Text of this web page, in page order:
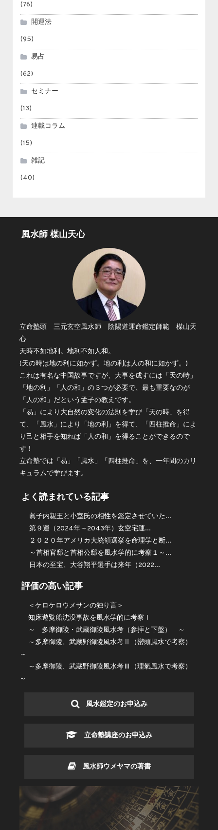
(76)
開運法
(95)
易占
(62)
セミナー
(13)
連載コラム
(15)
雑記
(40)
風水師 楳山天心
立命塾頭 三元玄空風水師 陰陽道運命鑑定師範 楳山天
心
天時不如地利。地利不如人和。
(天の時は地の利に如かず。地の利は人の和に如かず。)
これは有名な中国故事ですが、大事を成すには「天の時」
「地の利」「人の和」の３つが必要で、最も重要なのが
「人の和」だという孟子の教えです。
「易」により大自然の変化の法則を学び「天の時」を得
て、「風水」により「地の利」を得て、「四柱推命」によ
り己と相手を知れば「人の和」を得ることができるので
す！
立命塾では「易」「風水」「四柱推命」を、一年間のカリ
キュラムで学びます。
よく読まれている記事
眞子内親王と小室氏の相性を鑑定させていた...
第９運（2024年～2043年）玄空宅運...
２０２０年アメリカ大統領選挙を命理学と断...
～首相官邸と首相公邸を風水学的に考察１～...
日本の至宝、大谷翔平選手は来年（2022...
評価の高い記事
＜ケロケロウメサンの独り言＞
知床遊覧船沈没事故を風水学的に考察Ⅰ
～ 多摩御陵・武蔵御陵風水考（参拝と下盤） ～
～多摩御陵、武蔵野御陵風水考Ⅱ（巒頭風水で考察）
～
～多摩御陵、武蔵野御陵風水考Ⅲ（理氣風水で考察）
～
風水鑑定のお申込み
立命塾講座のお申込み
風水師ウメヤマの著書